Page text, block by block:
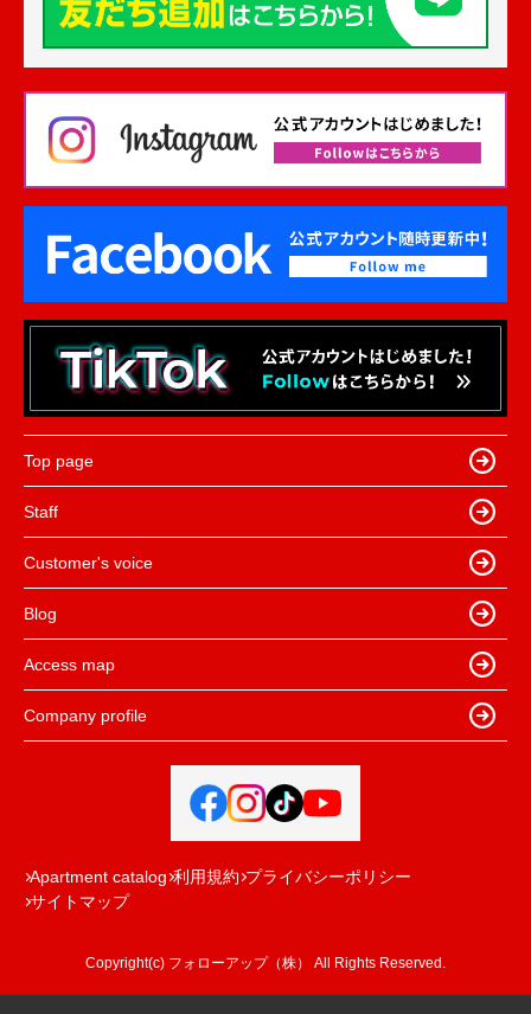
Top page
Staff
Customer's voice
Blog
Access map
Company profile
Apartment catalog 利用規約 プライバシーポリシー
サイトマップ
Copyright(c) フォローアップ（株） All Rights Reserved.